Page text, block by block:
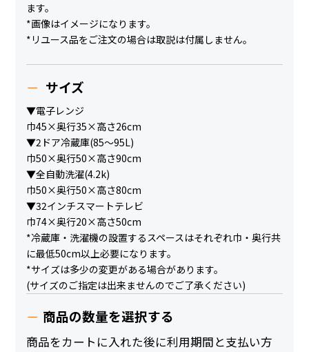
ます。
*画像はイメージになります。
*リユース品をご注文の場合は取説は付属しません。
サイズ
▼電子レンジ
巾45×奥行35×高さ26cm
▼2ドア冷蔵庫(85～95L)
巾50×奥行50×高さ90cm
▼全自動洗濯(4.2k)
巾50×奥行50×高さ80cm
▼32インチスマートテレビ
巾74×奥行20×高さ50cm
*冷蔵庫・洗濯機の設置するスペースはそれぞれ巾・奥行共
に最低50cm以上必要になります。
*サイズは多少の変更がある場合があります。
(サイズのご指定は出来ませんのでご了承ください)
商品の数量を選択する
商品をカートに入れた後に利用期間と支払い方